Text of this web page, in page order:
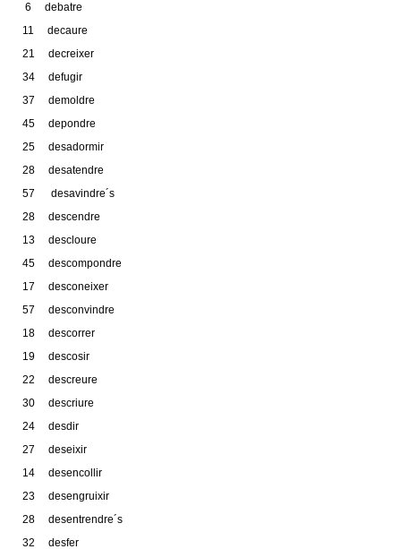
6 debatre
11 decaure
21 decreixer
34 defugir
37 demoldre
45 depondre
25 desadormir
28 desatendre
57 desavindre´s
28 descendre
13 descloure
45 descompondre
17 desconeixer
57 desconvindre
18 descorrer
19 descosir
22 descreure
30 descriure
24 desdir
27 deseixir
14 desencollir
23 desengruixir
28 desentrendre´s
32 desfer